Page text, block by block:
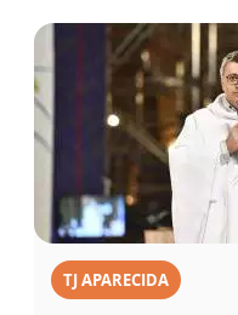
TJ APARECIDA